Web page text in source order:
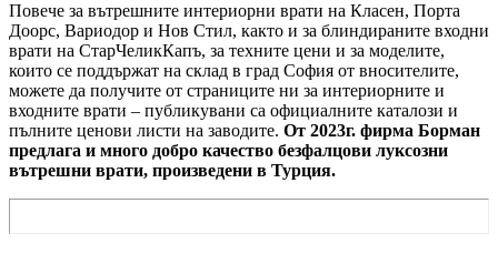
Повече за вътрешните интериорни врати на Класен, Порта
Доорс, Вариодор и Нов Стил, както и за блиндираните входни
врати на СтарЧеликКапъ, за техните цени и за моделите,
които се поддържат на склад в град София от вносителите,
можете да получите от страниците ни за интериорните и
входните врати – публикувани са официалните каталози и
пълните ценови листи на заводите. От 2023г. фирма Борман
предлага и много добро качество безфалцови луксозни
вътрешни врати, произведени в Турция.